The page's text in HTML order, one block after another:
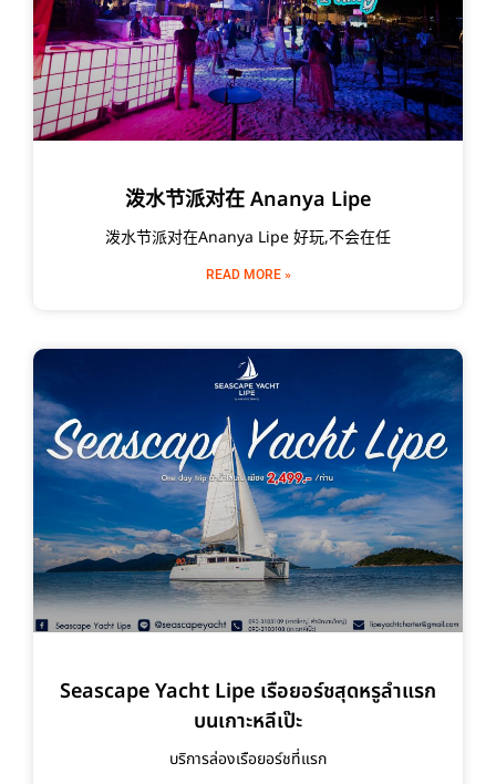
泼水节派对在 Ananya Lipe
泼水节派对在Ananya Lipe 好玩,不会在任
READ MORE »
Seascape Yacht Lipe เรือยอร์ชสุดหรูลำแรก
บนเกาะหลีเป๊ะ
บริการล่องเรือยอร์ชที่แรก